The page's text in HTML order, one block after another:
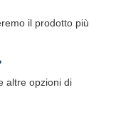
il prodotto più
altre opzioni di